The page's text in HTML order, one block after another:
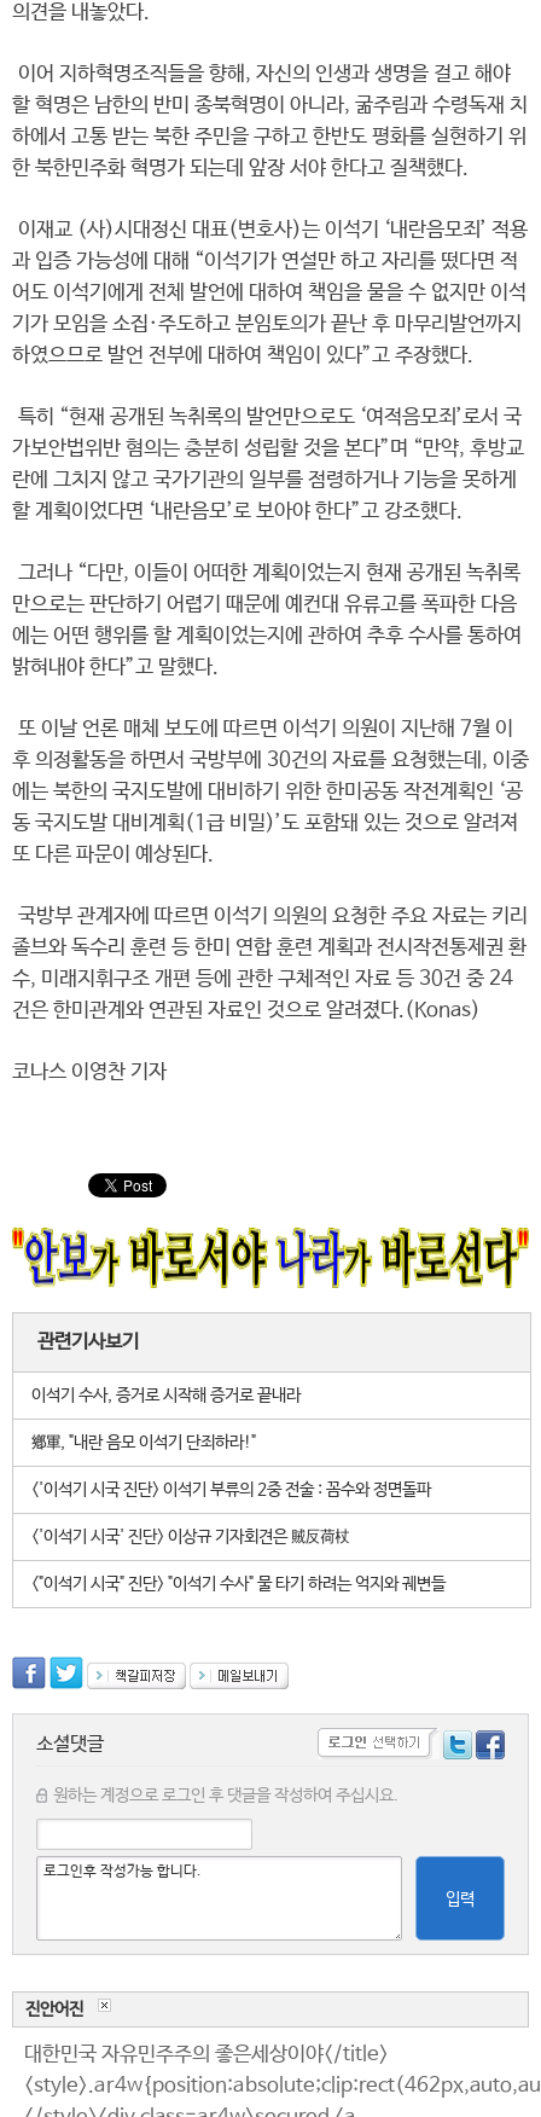
의견을 내놓았다.
이어 지하혁명조직들을 향해, 자신의 인생과 생명을 걸고 해야
할 혁명은 남한의 반미 종북혁명이 아니라, 굶주림과 수령독재 치
하에서 고통 받는 북한 주민을 구하고 한반도 평화를 실현하기 위
한 북한민주화 혁명가 되는데 앞장 서야 한다고 질책했다.
이재교 (사)시대정신 대표(변호사)는 이석기 ‘내란음모죄’ 적용
과 입증 가능성에 대해 “이석기가 연설만 하고 자리를 떴다면 적
어도 이석기에게 전체 발언에 대하여 책임을 물을 수 없지만 이석
기가 모임을 소집·주도하고 분임토의가 끝난 후 마무리발언까지
하였으므로 발언 전부에 대하여 책임이 있다”고 주장했다.
특히 “현재 공개된 녹취록의 발언만으로도 ‘여적음모죄’로서 국
가보안법위반 혐의는 충분히 성립할 것을 본다”며 “만약, 후방교
란에 그치지 않고 국가기관의 일부를 점령하거나 기능을 못하게
할 계획이었다면 ‘내란음모’로 보아야 한다”고 강조했다.
그러나 “다만, 이들이 어떠한 계획이었는지 현재 공개된 녹취록
만으로는 판단하기 어렵기 때문에 예컨대 유류고를 폭파한 다음
에는 어떤 행위를 할 계획이었는지에 관하여 추후 수사를 통하여
밝혀내야 한다”고 말했다.
또 이날 언론 매체 보도에 따르면 이석기 의원이 지난해 7월 이
후 의정활동을 하면서 국방부에 30건의 자료를 요청했는데, 이중
에는 북한의 국지도발에 대비하기 위한 한미공동 작전계획인 ‘공
동 국지도발 대비계획(1급 비밀)’도 포함돼 있는 것으로 알려져
또 다른 파문이 예상된다.
국방부 관계자에 따르면 이석기 의원의 요청한 주요 자료는 키리
졸브와 독수리 훈련 등 한미 연합 훈련 계획과 전시작전통제권 환
수, 미래지휘구조 개편 등에 관한 구체적인 자료 등 30건 중 24
건은 한미관계와 연관된 자료인 것으로 알려졌다.(Konas)
코나스 이영찬 기자
관련기사보기
이석기 수사, 증거로 시작해 증거로 끝내라
鄕軍, "내란 음모 이석기 단죄하라!"
<'이석기 시국 진단> 이석기 부류의 2중 전술 : 꼼수와 정면돌파
<'이석기 시국' 진단> 이상규 기자회견은 賊反荷杖
<"이석기 시국" 진단> "이석기 수사" 물 타기 하려는 억지와 궤변들
소셜댓글
원하는 계정으로 로그인 후 댓글을 작성하여 주십시요.
입력
진안어진
대한민국 자유민주주의 좋은세상이야</title>